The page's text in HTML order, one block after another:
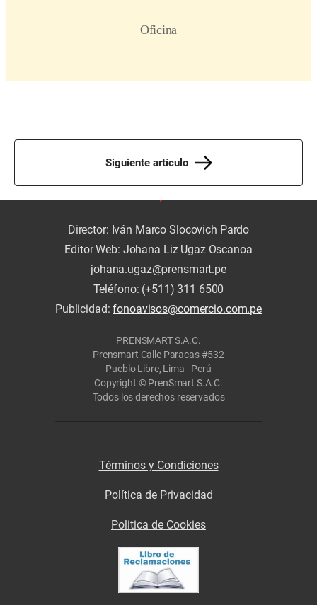
Siguiente artículo
Director: Iván Marco Slocovich Pardo
Editor Web: Johana Liz Ugaz Oscanoa
johana.ugaz@prensmart.pe
Teléfono: (+511) 311 6500
Publicidad:fonoavisos@comercio.com.pe
PRENSMART S.A.C.
Prensmart Calle Paracas #532
Pueblo Libre, Lima - Perú
Copyright © PrenSmart S.A.C.
Todos los derechos reservados
Términos y Condiciones
Política de Privacidad
Politica de Cookies